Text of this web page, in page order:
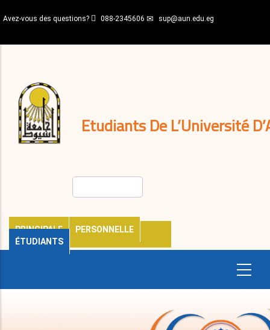
au
principal
Avez-vous des questions? 088-2345606 sup@aun.edu.eg
Etudiants De L’Université
PRINCIPALE
PERSONNELLE
ÉTUDIANTS
décisions
Expatriés
Journal